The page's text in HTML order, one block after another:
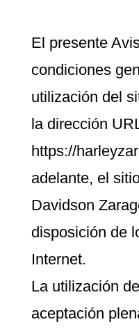
El presente
condiciones
utilización del
la dirección
https://
adelante, el
Davidson
disposición de
Internet.
La utilización
aceptación